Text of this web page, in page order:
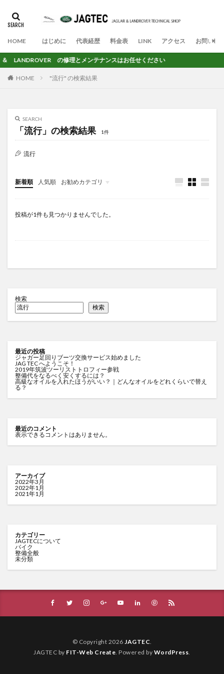
HOME はじめに 代表経歴 料金表 LINK アクセス お問い合
＆ LANDROVER の修理とメンテナンスはお任せくだ
HOME "流行" の検索結果
SEARCH
「流行」の検索結果 1件
流行
新着順 人気順 お勧めカテゴリ
未分類
投稿が1件も見つかりませんでした。
検索
検索
最近の投稿
ジャガー足回りブーツ交換サービス始めました
JAG TEC へようこそ！
2019年筑波ツーリストトロフィー参戦
整備代をなるべく安くするには？
高級なオイルを入れたほうがいい？｜どんなオイルをどれくらいで替え
る？
最近のコメント
表示できるコメントはありません。
アーカイブ
2022年3月
2022年1月
2021年1月
カテゴリー
JAGTECについて
バイク
整備全般
未分類
© Copyright 2026 JAGTEC.
JAGTEC by FIT-Web Create. Powered by WordPress.